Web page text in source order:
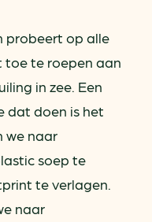
probeert op alle
toe te roepen aan
in zee. Een
dat doen is het
we naar
soep te
te verlagen.
naar